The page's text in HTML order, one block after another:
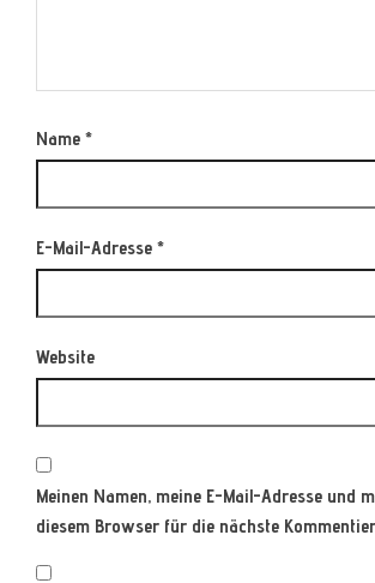
Name *
E-Mail-Adresse *
Website
Meinen Namen, meine E-Mail-Adresse und
diesem Browser für die nächste